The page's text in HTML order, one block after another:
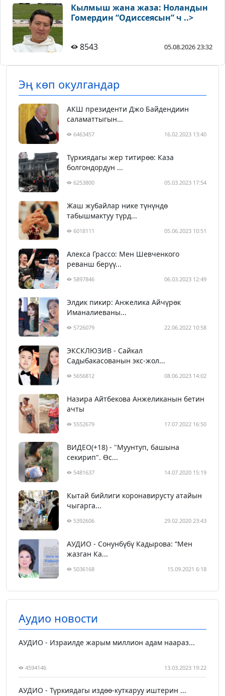
Кылмыш жана жаза: Ноландын
Гомердин “Одиссеясын” ч ..>
8543 05.08.2026 23:32
Эң көп окулгандар
АКШ президенти Джо Байдендиин
саламаттыгын...
6463457 16.02.2023 13:40
Түркиядагы жер титирөө: Каза
болгондордун ...
6253800 05.03.2023 17:54
Жаш жубайлар нике түнүндө
табышмактуу түрд...
6018111 05.06.2023 10:51
Алекса Грассо: Мен Шевченкого
реванш берүү...
5897846 06.03.2023 12:49
Элдик пикир: Анжелика Айчүрөк
Иманалиеваны...
5726079 22.06.2022 10:58
ЭКСКЛЮЗИВ - Сайкал
Садыбакасованын экс-жол...
5656812 08.06.2023 14:02
Назира Айтбекова Анжеликанын бетин
ачты
5552679 17.07.2022 16:50
ВИДЕО(+18) - "Муунтуп, башына
секирип". Өс...
5481637 14.07.2020 15:19
Кытай бийлиги коронавирусту атайын
чыгарга...
5392606 29.02.2020 23:43
АУДИО - Сонунбүбү Кадырова: “Мен
жазган Ка...
5036168 15.09.2021 6:18
Аудио новости
АУДИО - Израилде жарым миллион адам наараз...
4594146 13.03.2023 19:22
АУДИО - Түркиядагы издөө-куткаруу иштерин ...